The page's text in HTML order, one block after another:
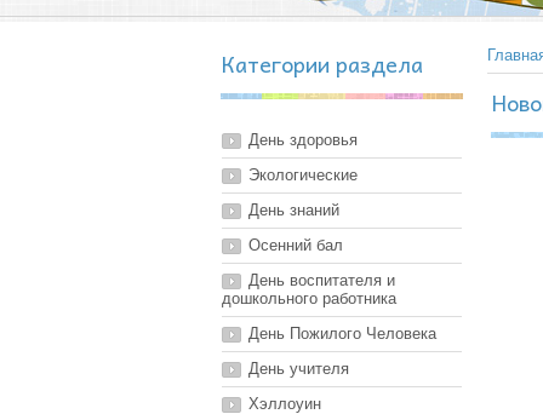
Категории раздела
День здоровья
Экологические
День знаний
Осенний бал
День воспитателя и
дошкольного работника
День Пожилого Человека
День учителя
Хэллоуин